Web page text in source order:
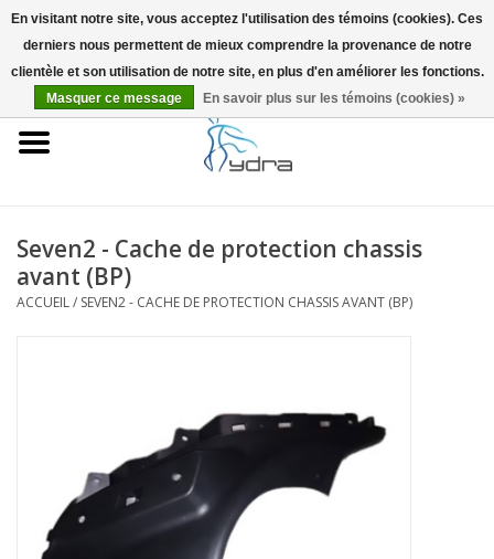
EUR
Accueil
Infos
Seven2 - Cache de protection chassis
avant (BP)
ACCUEIL/ SEVEN2 - CACHE DE PROTECTION CHASSIS AVANT (BP)
En visitant notre site, vous acceptez l'utilisation des témoins (cookies). Ces
derniers nous permettent de mieux comprendre la provenance de notre
clientèle et son utilisation de notre site, en plus d'en améliorer les fonctions.
Masquer ce message
En savoir plus sur les témoins (cookies) »